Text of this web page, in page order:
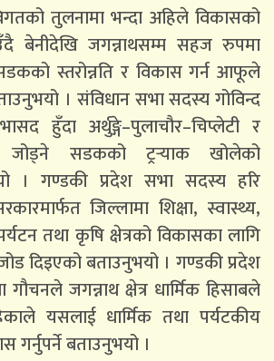
तुलनामा भन्दा अहिले विकासको
बेनीदेखि जगन्नाथसम्म सहज रुपमा
स्तरोन्नति र विकास गर्न आफूले
। संविधान सभा सदस्य गोविन्द
हुँदा अर्थुङ्गे–पुलाचौर–चिप्लेटी र
जोड्ने सडकको ट्रर्‍याक खोलेको
। गण्डकी प्रदेश सभा सदस्य हरि
जिल्लामा शिक्षा, स्वास्थ्य,
तथा कृषि क्षेत्रको विकासका लागि
जोड दिइएको बताउनुभयो । गण्डकी प्रदेश
जगन्नाथ क्षेत्र धार्मिक हिसाबले
यसलाई धार्मिक तथा पर्यटकीय
गर्नुपर्ने बताउनुभयो ।